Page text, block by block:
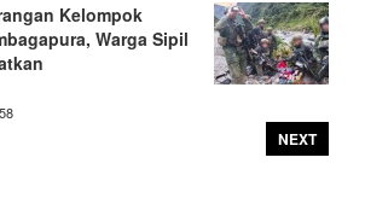
Kelompok
Warga Sipil
NEXT